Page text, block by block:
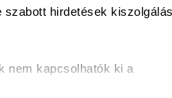
hirdetések
nem kapcsolhatók ki a